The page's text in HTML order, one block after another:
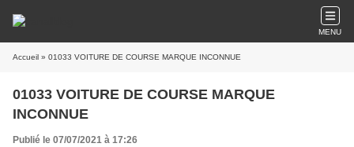
MENU
Accueil » 01033 VOITURE DE COURSE MARQUE INCONNUE
01033 VOITURE DE COURSE MARQUE
INCONNUE
Publié le 07/07/2021 à 17:26